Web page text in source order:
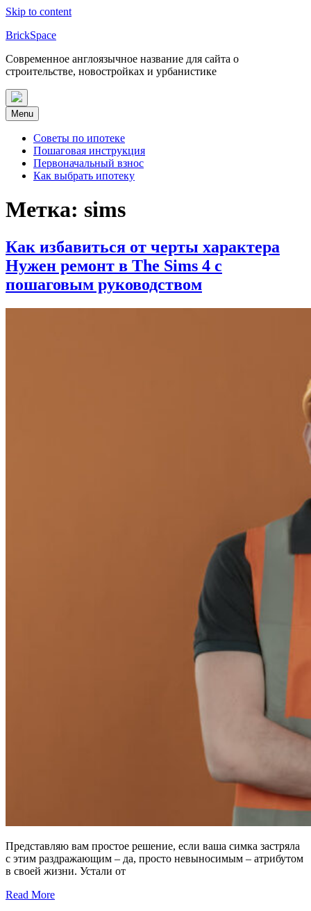
Skip to content
BrickSpace
Современное англоязычное название для сайта о
строительстве, новостройках и урбанистике
Menu
Советы по ипотеке
Пошаговая инструкция
Первоначальный взнос
Как выбрать ипотеку
Метка: sims
Как избавиться от черты характера
Нужен ремонт в The Sims 4 с
пошаговым руководством
Представляю вам простое решение, если ваша симка застряла
с этим раздражающим – да, просто невыносимым – атрибутом
в своей жизни. Устали от
Read More